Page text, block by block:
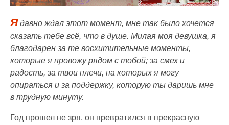
Ядавно ждал этот момент, мне так было хочется
сказать тебе всё, что в душе. Милая моя девушка, я
благодарен за те восхитительные моменты,
которые я провожу рядом с тобой; за смех и
радость, за твои плечи, на которых я могу
опираться и за поддержку, которую ты даришь мне
в трудную минуту.
Год прошел не зря, он превратился в прекрасную